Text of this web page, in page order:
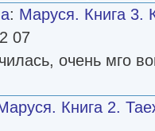
: Маруся. Книга 3.
07
очень мго
Книга 2.